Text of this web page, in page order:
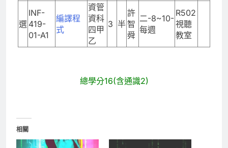
選
INF-
419-
01-A1
編譯程
式
資管
資科
四甲
乙
3 半
許
智
舜
二-8~10-
每週
R502
視聽
教室
總學分16(含通識2)
相關